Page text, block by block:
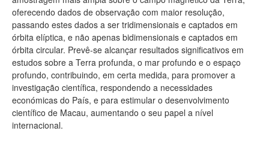
oferecendo dados de observação com maior resolução,
passando estes dados a ser tridimensionais e captados em
órbita elíptica, e não apenas bidimensionais e captados em
órbita circular. Prevê-se alcançar resultados significativos em
estudos sobre a Terra profunda, o mar profundo e o espaço
profundo, contribuindo, em certa medida, para promover a
investigação científica, respondendo a necessidades
económicas do País, e para estimular o desenvolvimento
científico de Macau, aumentando o seu papel a nível
internacional.